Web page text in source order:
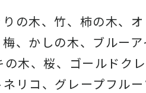
の木、竹、柿の木、
、かしの木、ブルー
木、桜、ゴールドク
リコ、グレープフル